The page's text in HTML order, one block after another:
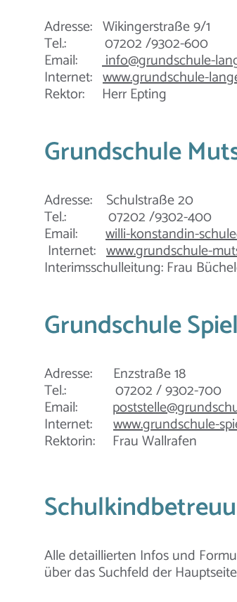
Adresse: Wikingerstraße 9/1
Tel.: 07202 /9302-600
Email: info@grundschule-
Internet: www.grundschule-
Rektor: Herr Epting
Grundschule
Adresse: Schulstraße 20
Tel.: 07202 /9302-400
Email: willi-konstandin-
Internet: www.grundschule-
Interimsschulleitung: Frau
Grundschule
Adresse: Enzstraße 18
Tel.: 07202 / 9302-700
Email:
Internet: www.grundschule-
Rektorin: Frau Wallrafen
Alle detaillierten Infos und
über das Suchfeld der